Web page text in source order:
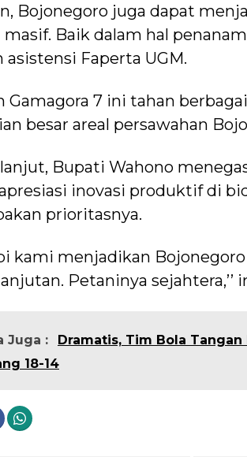
Bojonegoro juga dapat
masif. Baik dalam hal
asistensi Faperta UGM.
Gamagora 7 ini tahan
besar areal persawahan
Bupati Wahono
inovasi produktif di
prioritasnya.
kami menjadikan
Petaninya sejahtera,’’
Juga :
Dramatis, Tim Bola Tangan
18-14